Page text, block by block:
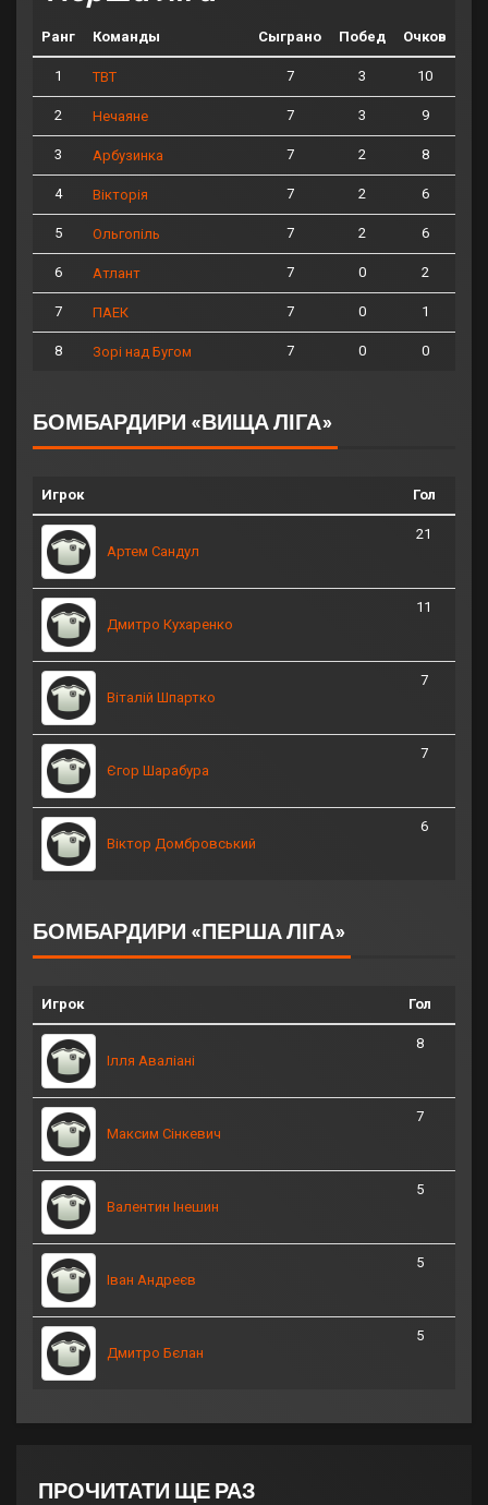
Ранг Команды Сыграно Побед Очков
1 ТВТ 7 3 10
2 Нечаяне 7 3 9
3 Арбузинка 7 2 8
4 Вікторія 7 2 6
5 Ольгопіль 7 2 6
6 Атлант 7 0 2
7 ПАЕК 7 0 1
8 Зорі над Бугом 7 0 0
БОМБАРДИРИ «ВИЩА ЛІГА»
Игрок Гол
Артем Сандул
21
Дмитро Кухаренко
11
Віталій Шпартко
7
Єгор Шарабура
7
Віктор Домбровський
6
БОМБАРДИРИ «ПЕРША ЛІГА»
Игрок Гол
Ілля Аваліані
8
Максим Сінкевич
7
Валентин Інешин
5
Іван Андреєв
5
Дмитро Бєлан
5
ПРОЧИТАТИ ЩЕ РАЗ